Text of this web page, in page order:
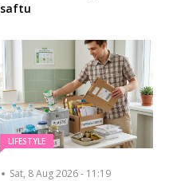
saftu
LIFESTYLE
Sat, 8 Aug 2026 - 11:19